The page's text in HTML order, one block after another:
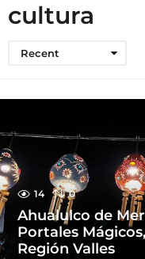
cultura
Recent
14 0
Ahualulco de
Portales
Región Valles